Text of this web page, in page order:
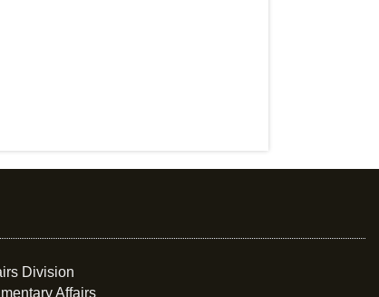
Division
Affairs